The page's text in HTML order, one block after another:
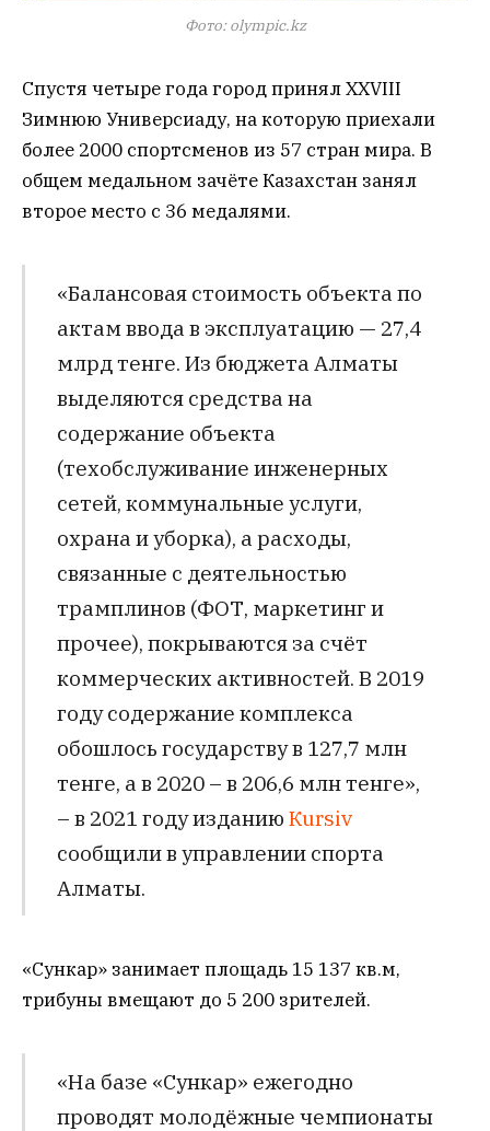
Фото: olympic.kz
Спустя четыре года город принял XXVIII
Зимнюю Универсиаду, на которую приехали
более 2000 спортсменов из 57 стран мира. В
общем медальном зачёте Казахстан занял
второе место с 36 медалями.
«Балансовая стоимость объекта по
актам ввода в эксплуатацию — 27,4
млрд тенге. Из бюджета Алматы
выделяются средства на
содержание объекта
(техобслуживание инженерных
сетей, коммунальные услуги,
охрана и уборка), а расходы,
связанные с деятельностью
трамплинов (ФОТ, маркетинг и
прочее), покрываются за счёт
коммерческих активностей. В 2019
году содержание комплекса
обошлось государству в 127,7 млн
тенге, а в 2020 – в 206,6 млн тенге»,
– в 2021 году изданию Кursiv
сообщили в управлении спорта
Алматы.
«Сункар» занимает площадь 15 137 кв.м,
трибуны вмещают до 5 200 зрителей.
«На базе «Сункар» ежегодно
проводят молодёжные чемпионаты